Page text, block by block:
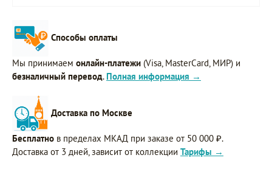
Способы оплаты
Мы принимаем онлайн-платежи (Visa, MasterCard, МИР) и
безналичный перевод. Полная информация →
Доставка по Москве
Бесплатно в пределах МКАД при заказе от 50 000 ₽.
Доставка от 3 дней, зависит от коллекции Тарифы →